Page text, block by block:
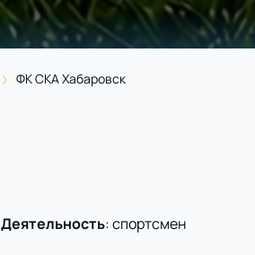
ФК СКА Хабаровск
Деятельность:спортсмен